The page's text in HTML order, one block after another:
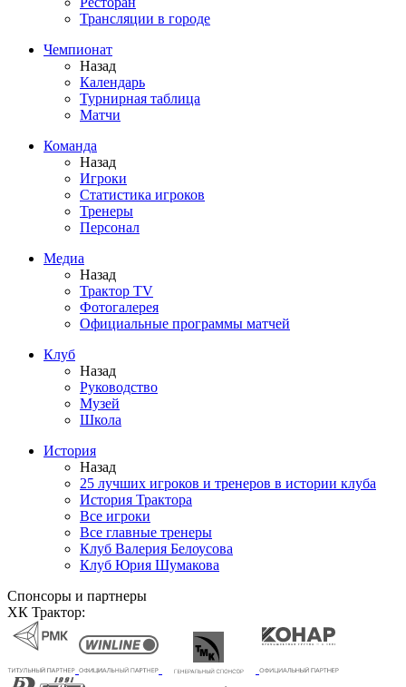
Трансляции в городе
Чемпионат
Назад
Календарь
Турнирная таблица
Матчи
Команда
Назад
Игроки
Статистика игроков
Тренеры
Персонал
Медиа
Назад
Трактор TV
Фотогалерея
Официальные программы матчей
Клуб
Назад
Руководство
Музей
Школа
История
Назад
25 лучших игроков и тренеров в истории клуба
История Трактора
Все игроки
Все главные тренеры
Клуб Валерия Белоусова
Клуб Юрия Шумакова
Спонсоры и партнеры
ХК Трактор: